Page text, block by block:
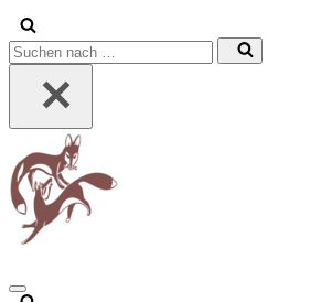
Suchen
nach …
Navigationsmenü